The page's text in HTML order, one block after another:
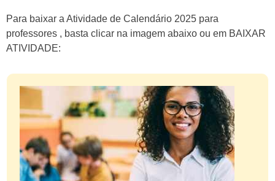
Para baixar a Atividade de Calendário 2025 para
professores , basta clicar na imagem abaixo ou em BAIXAR
ATIVIDADE: